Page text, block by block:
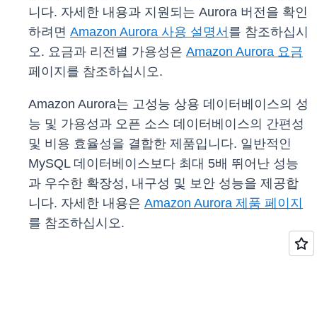
니다. 자세한 내용과 지원되는 Aurora 버전을 확인
하려면 Amazon Aurora 사용 설명서 를 참조하십시
오. 요금과 리전별 가용성은 Amazon Aurora 요금
페이지를 참조하십시오.
Amazon Aurora는 고성능 상용 데이터베이스의 성
능 및 가용성과 오픈 소스 데이터베이스의 간편성
및 비용 효율성을 결합한 제품입니다. 일반적인
MySQL 데이터베이스보다 최대 5배 뛰어난 성능
과 우수한 확장성, 내구성 및 보안 성능을 제공합
니다. 자세한 내용은 Amazon Aurora 제품 페이지
를 참조하십시오.